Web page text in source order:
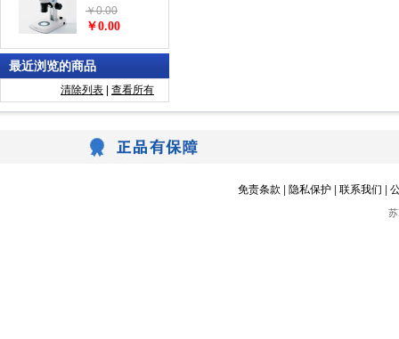
￥0.00
￥0.00
最近浏览的商品
清除列表 查看所有
免责条款 隐私保护| 联系我们